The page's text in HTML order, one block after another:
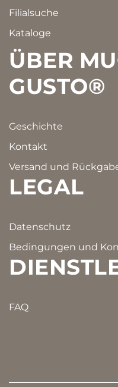
Filialsuche
Kataloge
ÜBER
GUSTO®
Geschichte
Kontakt
Versand und
LEGAL
Datenschutz
Bedingungen und
FAQ